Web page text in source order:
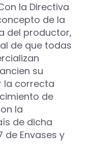
la Directiva
de la
del productor,
de que todas
su
la correcta
de
la
de dicha
de Envases y